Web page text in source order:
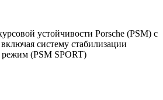
устойчивости Porsche (PSM) с
систему стабилизации
(PSM SPORT)